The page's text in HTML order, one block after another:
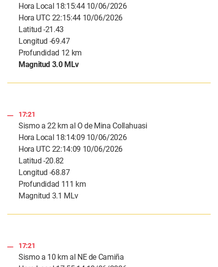
Hora Local 18:15:44 10/06/2026
Hora UTC 22:15:44 10/06/2026
Latitud -21.43
Longitud -69.47
Profundidad 12 km
Magnitud 3.0 MLv
17:21
Sismo a 22 km al O de Mina Collahuasi
Hora Local 18:14:09 10/06/2026
Hora UTC 22:14:09 10/06/2026
Latitud -20.82
Longitud -68.87
Profundidad 111 km
Magnitud 3.1 MLv
17:21
Sismo a 10 km al NE de Camiña